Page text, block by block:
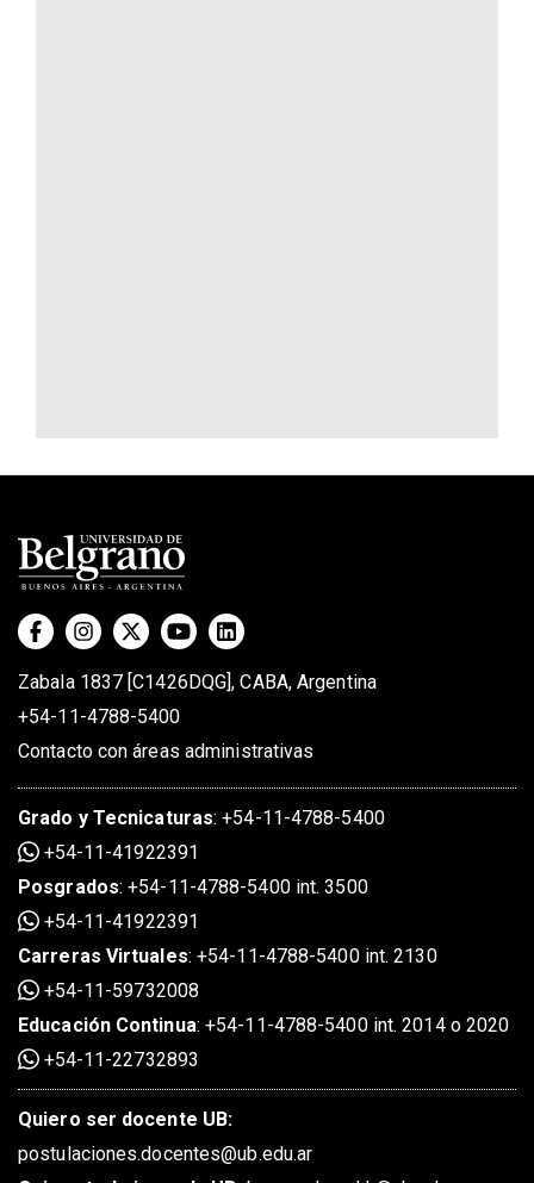
Zabala 1837 [C1426DQG], CABA, Argentina
+54-11-4788-5400
Contacto con áreas administrativas
Grado y Tecnicaturas:+54-11-4788-5400
+54-11-41922391
Posgrados:+54-11-4788-5400 int. 3500
+54-11-41922391
Carreras Virtuales:+54-11-4788-5400 int. 2130
+54-11-59732008
Educación Continua:+54-11-4788-5400 int. 2014 o 2020
+54-11-22732893
Quiero ser docente UB:
postulaciones.docentes@ub.edu.ar